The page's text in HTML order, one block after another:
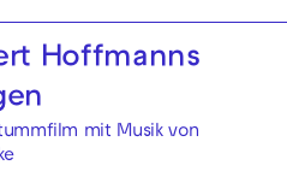
Hoffmanns
mit Musik von